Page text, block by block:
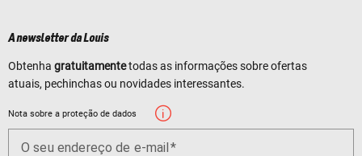
A newsletter da Louis
Obtenha gratuitamentetodas as informações sobre ofertas
atuais, pechinchas ou novidades interessantes.
Nota sobre a proteção de dados
O seu endereço de e-mail